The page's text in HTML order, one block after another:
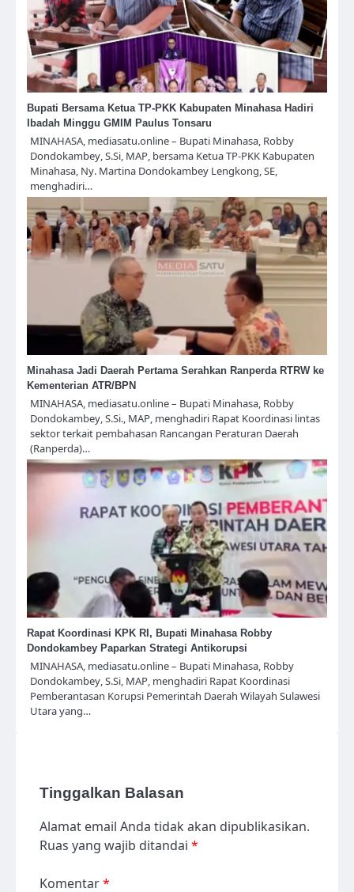
Bupati Bersama Ketua TP-PKK Kabupaten Minahasa Hadiri
Ibadah Minggu GMIM Paulus Tonsaru
MINAHASA, mediasatu.online – Bupati Minahasa, Robby
Dondokambey, S.Si, MAP, bersama Ketua TP-PKK Kabupaten
Minahasa, Ny. Martina Dondokambey Lengkong, SE,
menghadiri…
Minahasa Jadi Daerah Pertama Serahkan Ranperda RTRW ke
Kementerian ATR/BPN
MINAHASA, mediasatu.online – Bupati Minahasa, Robby
Dondokambey, S.Si., MAP, menghadiri Rapat Koordinasi lintas
sektor terkait pembahasan Rancangan Peraturan Daerah
(Ranperda)…
Rapat Koordinasi KPK RI, Bupati Minahasa Robby
Dondokambey Paparkan Strategi Antikorupsi
MINAHASA, mediasatu.online – Bupati Minahasa, Robby
Dondokambey, S.Si, MAP, menghadiri Rapat Koordinasi
Pemberantasan Korupsi Pemerintah Daerah Wilayah Sulawesi
Utara yang…
Tinggalkan Balasan
Alamat email Anda tidak akan dipublikasikan.
Ruas yang wajib ditandai *
Komentar*